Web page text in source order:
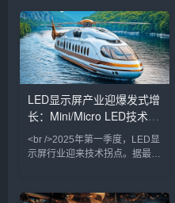
槛，三星、索尼与京东方等头部
厂商相继宣布其Micro LED大尺
寸显示屏进入量产阶段。与传统
的LCD和OLED相比，Micro
LED在亮度、响应速度和功耗上
均实现了数量级的跃升，峰值亮
度突破10000尼特，而功耗降低
了40%。业内人士指出，这标志
LED显示屏产业迎爆发式增
长：Mini/Micro LED技术颠
覆视觉体验，户外广告市场
重构在即
<br />2025年第一季度，LED显
示屏行业迎来技术拐点。据最新
180%，三星、TCL、苹果等头